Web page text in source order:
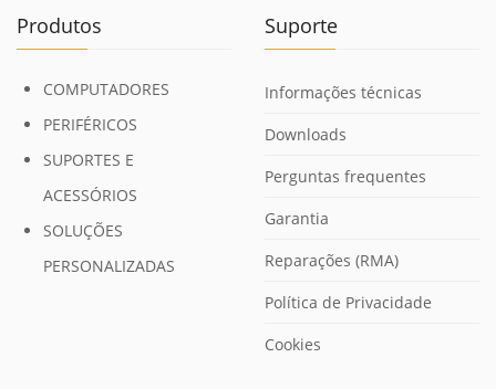
Produtos
COMPUTADORES
PERIFÉRICOS
SUPORTES E
ACESSÓRIOS
SOLUÇÕES
PERSONALIZADAS
Suporte
Informações técnicas
Downloads
Perguntas frequentes
Garantia
Reparações (RMA)
Política de Privacidade
Cookies